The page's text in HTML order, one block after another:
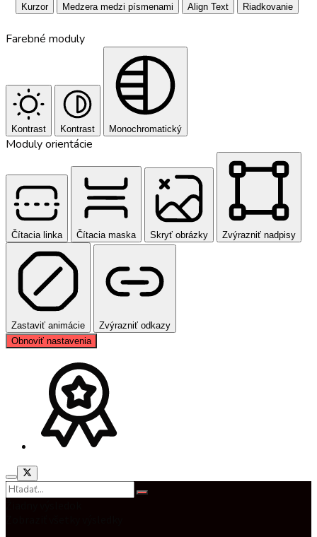
Kurzor Medzera medzi písmenami Align Text Riadkovanie
Farebné moduly
Kontrast Kontrast Monochromatický
Moduly orientácie
Čítacia linka Čítacia maska Skryť obrázky Zvýrazniť nadpisy
Zastaviť animácie
Zvýrazniť odkazy
Obnoviť nastavenia